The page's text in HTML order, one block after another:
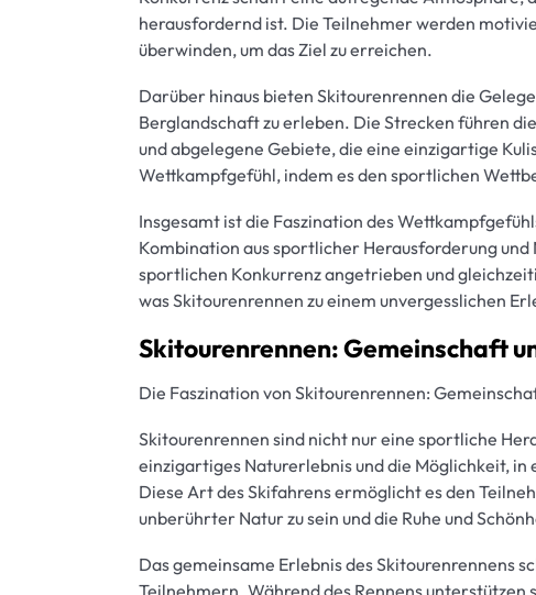
herausfordernd ist. Die Teilnehmer werden
überwinden, um das Ziel zu erreichen.
Darüber hinaus bieten Skitourenrennen die
Berglandschaft zu erleben. Die Strecken führen
und abgelegene Gebiete, die eine einzigartige
Wettkampfgefühl, indem es den sportlichen
Insgesamt ist die Faszination des
Kombination aus sportlicher Herausforderung
sportlichen Konkurrenz angetrieben und
was Skitourenrennen zu einem unvergesslichen
Skitourenrennen: Gemeinschaft
Die Faszination von Skitourenrennen:
Skitourenrennen sind nicht nur eine sportliche
einzigartiges Naturerlebnis und die Möglichkeit,
Diese Art des Skifahrens ermöglicht es den
unberührter Natur zu sein und die Ruhe und
Das gemeinsame Erlebnis des Skitourenrennens
Teilnehmern. Während des Rennens